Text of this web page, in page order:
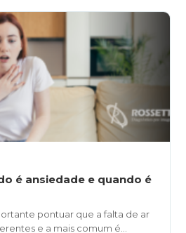
é ansiedade e quando é
pontuar que a falta de ar
e a mais comum é...